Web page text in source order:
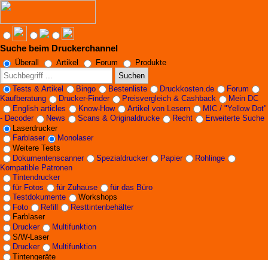
Suche beim Druckerchannel
Überall Artikel Forum
Produkte
Suchen
Tests & Artikel
Bingo Bestenliste Druckkosten.de
Forum
Kaufberatung
Drucker-Finder Preisvergleich & Cashback
Mein DC
English articles
Know-How Artikel von Lesern
MIC / "Yellow Dot"
- Decoder
News Scans & Originaldrucke Recht
Erweiterte Suche
Laserdrucker
Farblaser
Monolaser
Weitere Tests
Dokumentenscanner
Spezialdrucker Papier
Rohlinge
Kompatible Patronen
Tintendrucker
für Fotos
für Zuhause
für das Büro
Testdokumente
Workshops
Foto
Refill
Resttintenbehälter
Farblaser
Drucker
Multifunktion
S/W-Laser
Drucker
Multifunktion
Tintengeräte
Angebote werden geladen...